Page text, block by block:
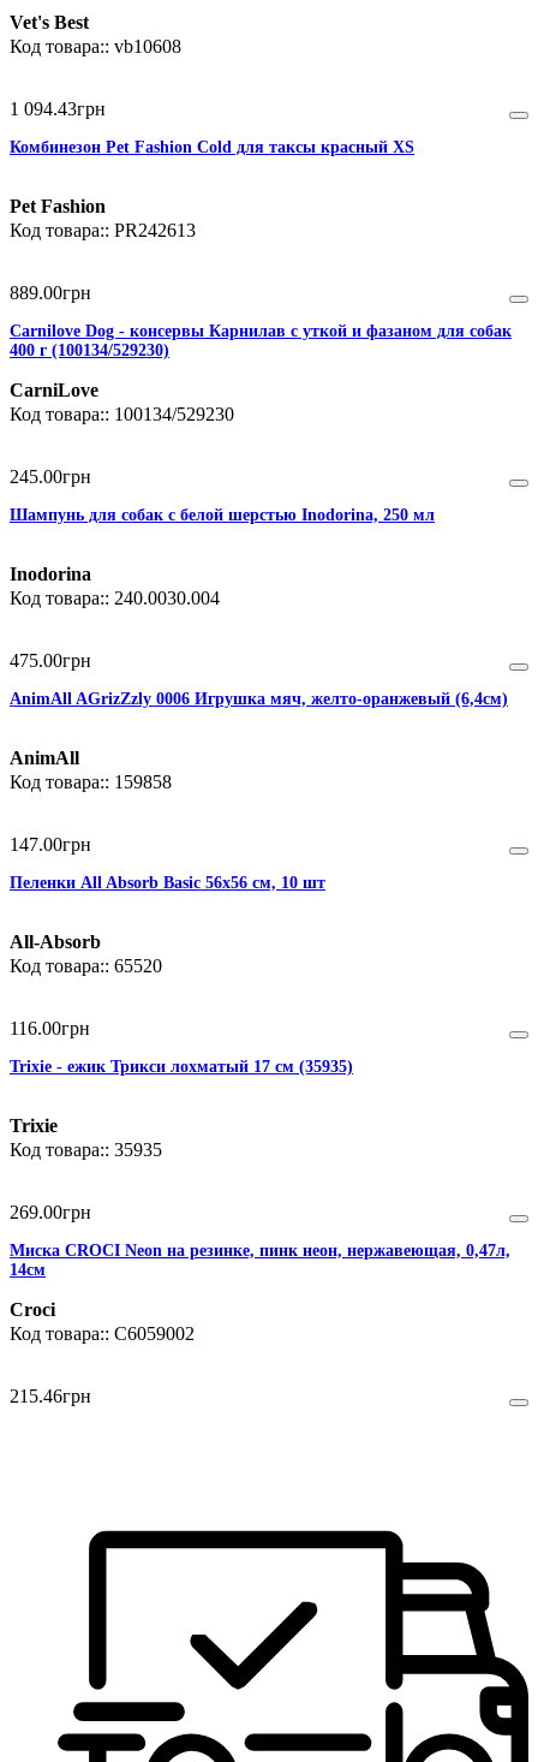
Vet's Best
vb10608
1 094.43грн
Комбинезон Pet Fashion Cold для таксы красный XS
Pet Fashion
PR242613
889.00грн
Carnilove Dog - консервы Карнилав с уткой и фазаном для собак
400 г (100134/529230)
CarniLove
100134/529230
245.00грн
Шампунь для собак с белой шерстью Inodorina, 250 мл
Inodorina
240.0030.004
475.00грн
AnimAll AGrizZzly 0006 Игрушка мяч, желто-оранжевый (6,4см)
AnimAll
159858
147.00грн
Пеленки All Absorb Basic 56х56 см, 10 шт
All-Absorb
65520
116.00грн
Trixie - ежик Трикси лохматый 17 см (35935)
Trixie
35935
269.00грн
Миска CROCI Neon на резинке, пинк неон, нержавеющая, 0,47л,
14см
Croci
C6059002
215.46грн